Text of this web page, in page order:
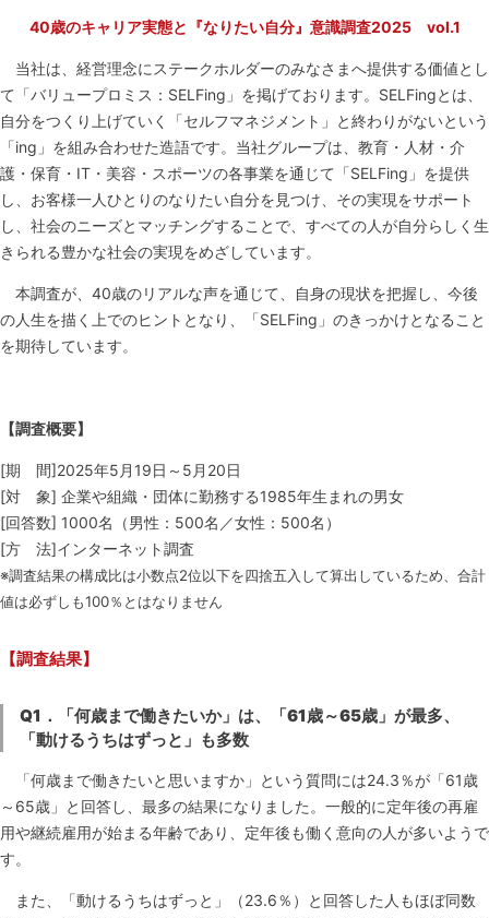
40歳のキャリア実態と『なりたい自分』意識調査2025 vol.1
当社は、経営理念にステークホルダーのみなさまへ提供する価値とし
て「バリュープロミス：SELFing」を掲げております。SELFingとは、
自分をつくり上げていく「セルフマネジメント」と終わりがないという
「ing」を組み合わせた造語です。当社グループは、教育・人材・介
護・保育・IT・美容・スポーツの各事業を通じて「SELFing」を提供
し、お客様一人ひとりのなりたい自分を見つけ、その実現をサポート
し、社会のニーズとマッチングすることで、すべての人が自分らしく生
きられる豊かな社会の実現をめざしています。
本調査が、40歳のリアルな声を通じて、自身の現状を把握し、今後
の人生を描く上でのヒントとなり、「SELFing」のきっかけとなること
を期待しています。
【調査概要】
[期 間]2025年5月19日～5月20日
[対 象] 企業や組織・団体に勤務する1985年生まれの男女
[回答数] 1000名（男性：500名／女性：500名）
[方 法]インターネット調査
※調査結果の構成比は小数点2位以下を四捨五入して算出しているため、合計
値は必ずしも100％とはなりません
【調査結果】
Q1 ．「何歳まで働きたいか」は、「61歳～65歳」が最多、
「動けるうちはずっと」も多数
「何歳まで働きたいと思いますか」という質問には24.3％が「61歳
～65歳」と回答し、最多の結果になりました。一般的に定年後の再雇
用や継続雇用が始まる年齢であり、定年後も働く意向の人が多いようで
す。
また、「動けるうちはずっと」（23.6％）と回答した人もほぼ同数